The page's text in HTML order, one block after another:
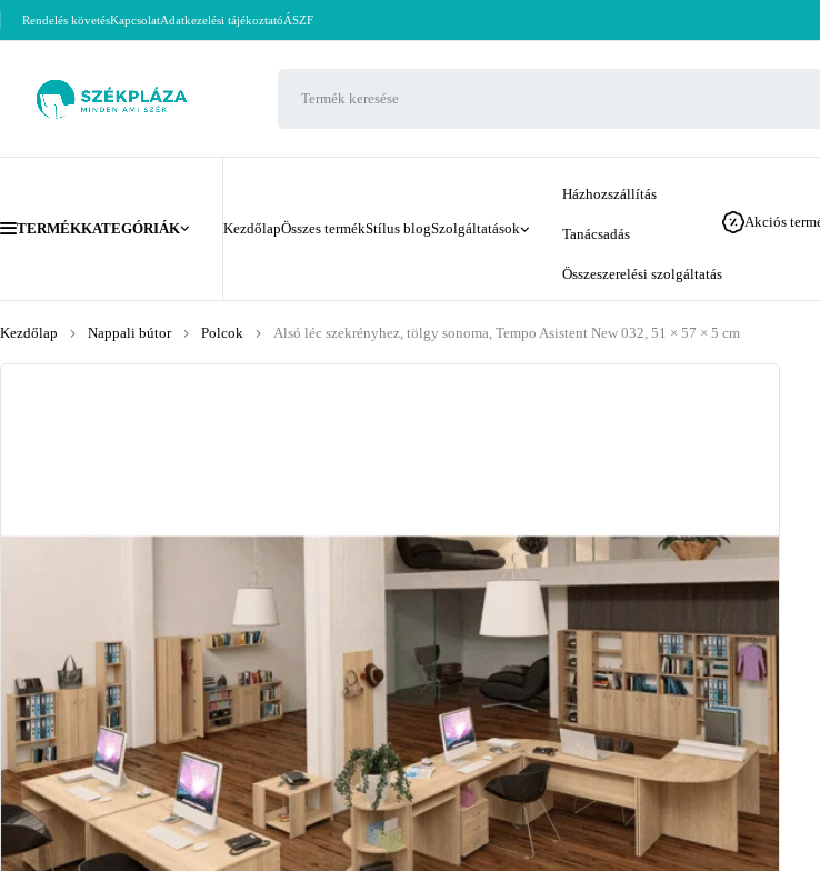
Rendelés követésKapcsolatAdatkezelési tájékoztatóÁSZF
TERMÉKKATEGÓRIÁK KezdőlapÖsszes termékStílus blogSzolgáltatások
Házhozszállítás
Tanácsadás
Összeszerelési szolgáltatás
Akciós
Kezdőlap Nappali bútor Polcok Alsó léc szekrényhez, tölgy sonoma, Tempo Asistent New 032, 51 × 57 × 5 cm